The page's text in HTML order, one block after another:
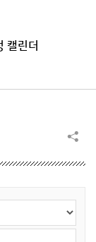
캘린더